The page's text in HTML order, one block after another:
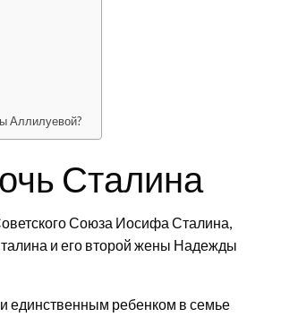
Аллилуевой?
Сталина
Союза Иосифа Сталина,
и его второй жены Надежды
единственным ребенком в семье